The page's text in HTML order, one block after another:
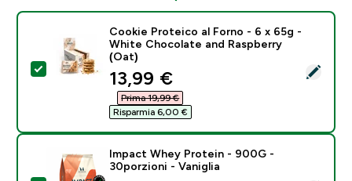
Seleziona questo prodotto - Cookie Proteico al
Cookie Proteico al Forno - 6 x 65g -
White Chocolate and Raspberry
(Oat)
discounted price
13,99 €‎
Prima 19,99 €‎
Risparmia 6,00 €‎
Impact Whey Protein - 900G -
30porzioni - Vaniglia